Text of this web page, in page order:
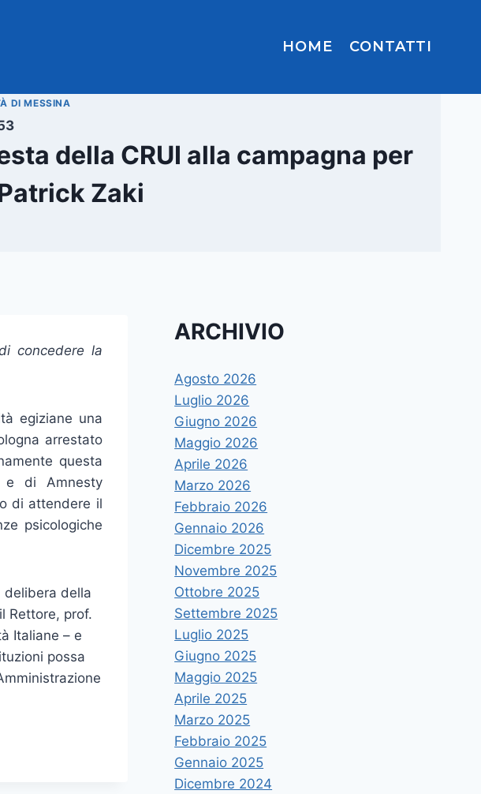
HOME CONTATTI
DI MESSINA
della CRUI alla campagna per
Zaki
concedere la
egiziane una
arrestato
questa
e di Amnesty
di attendere il
psicologiche
delibera della
Rettore, prof.
Italiane – e
possa
ARCHIVIO
Agosto 2026
Luglio 2026
Giugno 2026
Maggio 2026
Aprile 2026
Marzo 2026
Febbraio 2026
Gennaio 2026
Dicembre 2025
Novembre 2025
Ottobre 2025
Settembre 2025
Luglio 2025
Giugno 2025
Maggio 2025
Aprile 2025
Marzo 2025
Febbraio 2025
Gennaio 2025
Dicembre 2024